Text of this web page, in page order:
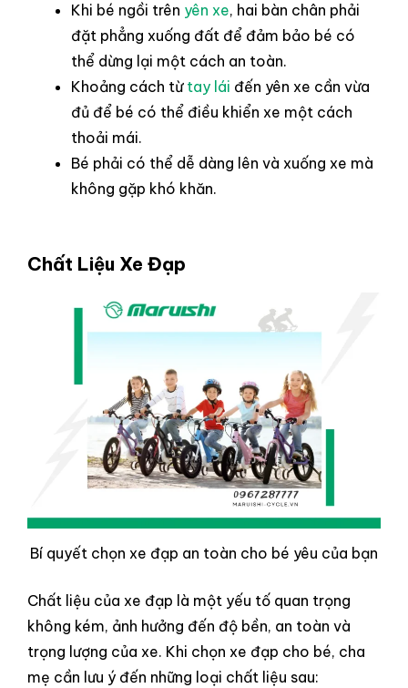
Khi bé ngồi trên yên xe, hai bàn chân phải
đặt phẳng xuống đất để đảm bảo bé có
thể dừng lại một cách an toàn.
Khoảng cách từ tay lái đến yên xe cần vừa
đủ để bé có thể điều khiển xe một cách
thoải mái.
Bé phải có thể dễ dàng lên và xuống xe mà
không gặp khó khăn.
Chất Liệu Xe Đạp
Bí quyết chọn xe đạp an toàn cho bé yêu của bạn
Chất liệu của xe đạp là một yếu tố quan trọng
không kém, ảnh hưởng đến độ bền, an toàn và
trọng lượng của xe. Khi chọn xe đạp cho bé, cha
mẹ cần lưu ý đến những loại chất liệu sau: